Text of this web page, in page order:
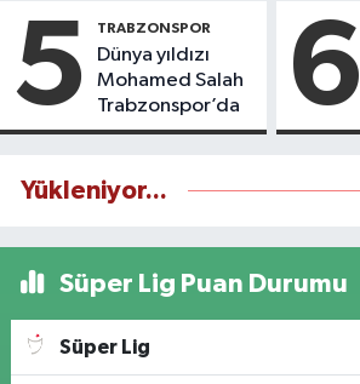
5 TRABZONSPOR
Dünya yıldızı
Mohamed Salah
Trabzonspor’da
6
Yükleniyor...
Süper Lig Puan Durumu
Süper Lig